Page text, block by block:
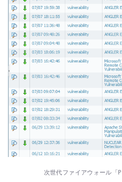
次世代ファイアウォール